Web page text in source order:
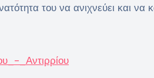
του να ανιχνεύει και να
_Αντιρρίου